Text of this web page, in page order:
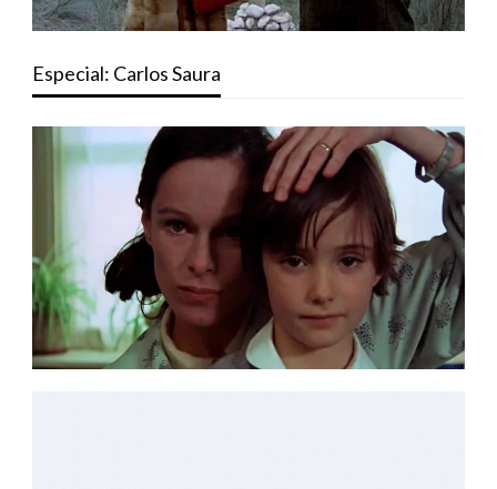
Especial: Carlos Saura